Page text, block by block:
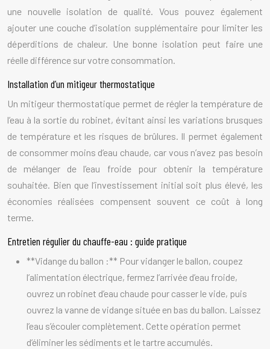
une nouvelle isolation de qualité. Vous pouvez également
ajouter une couche d’isolation supplémentaire pour limiter les
déperditions de chaleur. Une bonne isolation peut faire une
réelle différence sur votre consommation.
Installation d’un mitigeur thermostatique
Un mitigeur thermostatique permet de régler la température de
l’eau à la sortie du robinet, évitant ainsi les variations brusques
de température et les risques de brûlures. Il permet également
de consommer moins d’eau chaude, car vous n’avez pas besoin
de mélanger de l’eau froide pour obtenir la température
souhaitée. Bien que l’investissement initial soit plus élevé, les
économies réalisées compensent souvent ce coût à long
terme.
Entretien régulier du chauffe-eau : guide pratique
**Vidange du ballon :** Pour vidanger le ballon, coupez
l’alimentation électrique, fermez l’arrivée d’eau froide,
ouvrez un robinet d’eau chaude pour casser le vide, puis
ouvrez la vanne de vidange située en bas du ballon. Laissez
l’eau s’écouler complètement. Cette opération permet
d’éliminer les sédiments et le tartre accumulés.